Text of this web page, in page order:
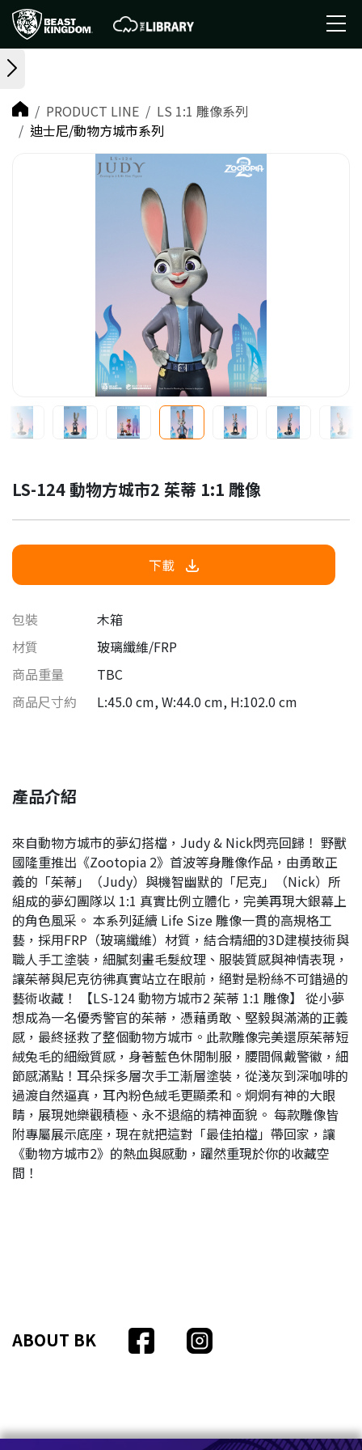
PRODUCT LINE
LS 1:1 雕像系列
迪士尼/動物方城市系列
LS-124 動物方城市2 茱蒂 1:1 雕像
下載
包裝
木箱
材質
玻璃纖維/FRP
商品重量
TBC
商品尺寸約
L:45.0 cm, W:44.0 cm, H:102.0 cm
產品介紹
來自動物方城市的夢幻搭檔，Judy & Nick閃亮回歸！ 野獸
國隆重推出《Zootopia 2》首波等身雕像作品，由勇敢正
義的「茱蒂」（Judy）與機智幽默的「尼克」（Nick）所
組成的夢幻團隊以 1:1 真實比例立體化，完美再現大銀幕上
的角色風采。 本系列延續 Life Size 雕像一貫的高規格工
藝，採用FRP（玻璃纖維）材質，結合精細的3D建模技術與
職人手工塗裝，細膩刻畫毛髮紋理、服裝質感與神情表現，
讓茱蒂與尼克彷彿真實站立在眼前，絕對是粉絲不可錯過的
藝術收藏！ 【LS-124 動物方城市2 茱蒂 1:1 雕像】 從小夢
想成為一名優秀警官的茱蒂，憑藉勇敢、堅毅與滿滿的正義
感，最終拯救了整個動物方城市。此款雕像完美還原茱蒂短
絨兔毛的細緻質感，身著藍色休閒制服，腰間佩戴警徽，細
節感滿點！耳朵採多層次手工漸層塗裝，從淺灰到深咖啡的
過渡自然逼真，耳內粉色絨毛更顯柔和。炯炯有神的大眼
睛，展現她樂觀積極、永不退縮的精神面貌。 每款雕像皆
附專屬展示底座，現在就把這對「最佳拍檔」帶回家，讓
《動物方城市2》的熱血與感動，躍然重現於你的收藏空
間！
ABOUT BK